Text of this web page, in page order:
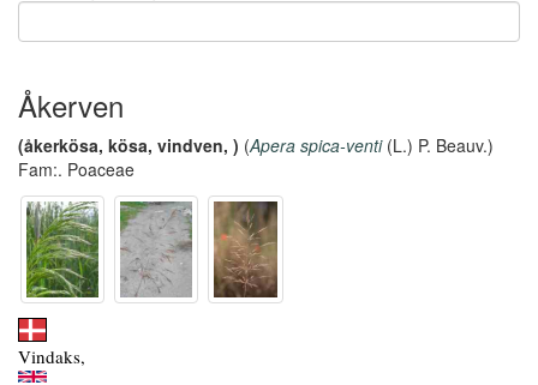
Åkerven
(åkerkösa, kösa, vindven, ) (Apera spica-venti(L.) P. Beauv.)
Fam:. Poaceae
Vindaks,